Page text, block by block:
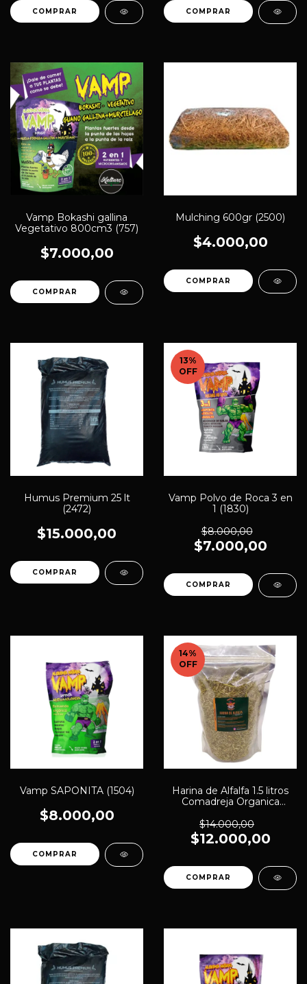
Vamp Bokashi gallina
Vegetativo 800cm3 (757)
$7.000,00
Mulching 600gr (2500)
$4.000,00
Humus Premium 25 lt
(2472)
$15.000,00
13%
OFF
Vamp Polvo de Roca 3 en
1 (1830)
$8.000,00
$7.000,00
Vamp SAPONITA (1504)
$8.000,00
14%
OFF
Harina de Alfalfa 1.5 litros
Comadreja Organica
$14.000,00
$12.000,00